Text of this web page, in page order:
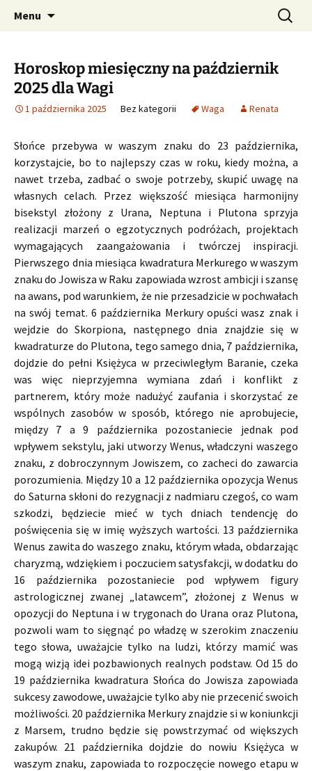
CzaroMarowy horoskop
dzienny, miesięczny i
tygodniowy
Profesjonalne przepowiednie astrologiczne
Menu Szukaj:
Horoskop miesięczny na październik
2025 dla Wagi
1 października 2025 Bez kategorii Waga Renata
Słońce przebywa w waszym znaku do 23 października,
korzystajcie, bo to najlepszy czas w roku, kiedy można, a
nawet trzeba, zadbać o swoje potrzeby, skupić uwagę na
własnych celach. Przez większość miesiąca harmonijny
bisekstyl złożony z Urana, Neptuna i Plutona sprzyja
realizacji marzeń o egzotycznych podróżach, projektach
wymagających zaangażowania i twórczej inspiracji.
Pierwszego dnia miesiąca kwadratura Merkurego w waszym
znaku do Jowisza w Raku zapowiada wzrost ambicji i szansę
na awans, pod warunkiem, że nie przesadzicie w pochwałach
na swój temat. 6 października Merkury opuści wasz znak i
wejdzie do Skorpiona, następnego dnia znajdzie się w
kwadraturze do Plutona, tego samego dnia, 7 października,
dojdzie do pełni Księżyca w przeciwległym Baranie, czeka
was więc nieprzyjemna wymiana zdań i konflikt z
partnerem, który może nadużyć zaufania i skorzystać ze
wspólnych zasobów w sposób, którego nie aprobujecie,
między 7 a 9 października pozostaniecie jednak pod
wpływem sekstylu, jaki utworzy Wenus, władczyni waszego
znaku, z dobroczynnym Jowiszem, co zacheci do zawarcia
porozumienia. Między 10 a 12 października opozycja Wenus
do Saturna skłoni do rezygnacji z nadmiaru czegoś, co wam
szkodzi, będziecie mieć w tych dniach tendencję do
poświęcenia się w imię wyższych wartości. 13 października
Wenus zawita do waszego znaku, którym włada, obdarzając
charyzmą, wdziękiem i poczuciem satysfakcji, w dodatku do
16 października pozostaniecie pod wpływem figury
astrologicznej zwanej „latawcem”, złożonej z Wenus w
opozycji do Neptuna i w trygonach do Urana oraz Plutona,
pozwoli wam to sięgnąć po władzę w szerokim znaczeniu
tego słowa, uważajcie tylko na ludzi, którzy mamić was
mogą wizją idei pozbawionych realnych podstaw. Od 15 do
19 października kwadratura Słońca do Jowisza zapowiada
sukcesy zawodowe, uważajcie tylko aby nie przecenić swoich
możliwości. 20 października Merkury znajdzie si w koniunkcji
z Marsem, trudno będzie się powstrzymać od większych
zakupów. 21 października dojdzie do nowiu Księżyca w
waszym znaku, zapowiada to rozpoczęcie nowego etapu w